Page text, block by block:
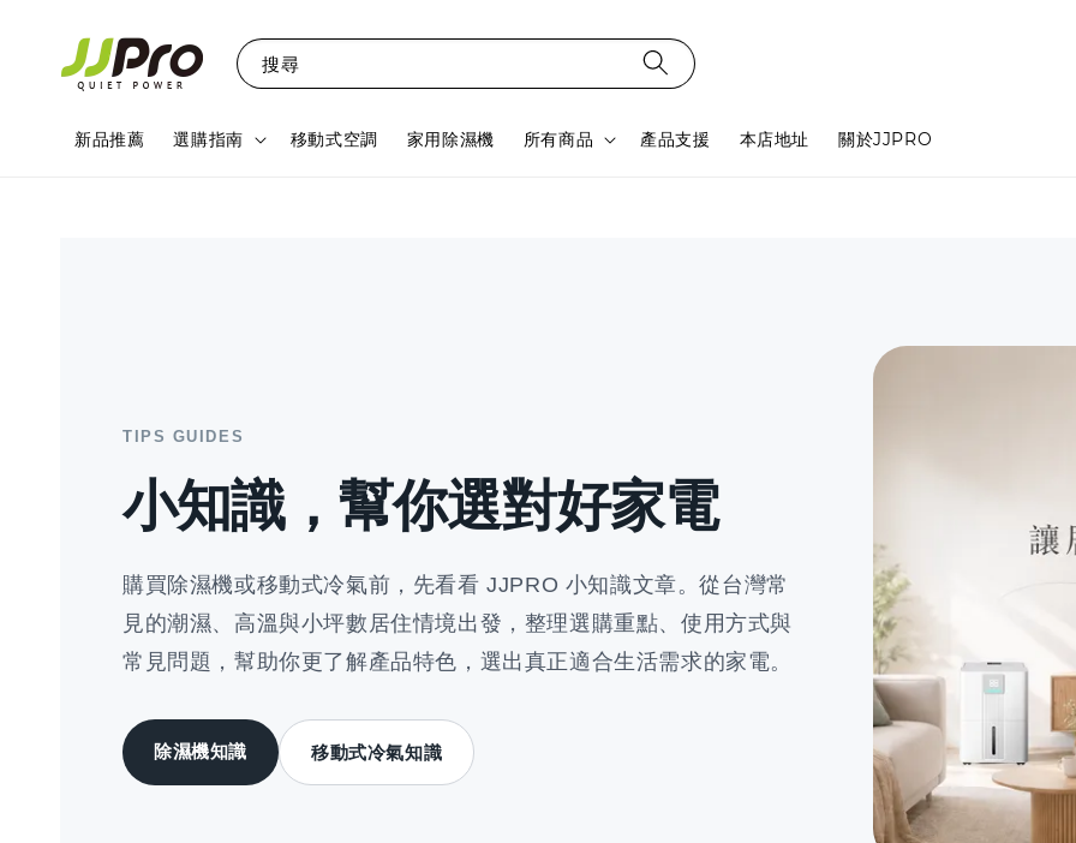
搜尋
新品推薦 選購指南 移動式空調 家用除濕機 所有商品 產品支援 本店地址 關於JJPRO
TIPS GUIDES
小知識，幫你選對好家電
購買除濕機或移動式冷氣前，先看看 JJPRO 小知識文章。從台灣常
見的潮濕、高溫與小坪數居住情境出發，整理選購重點、使用方式與
常見問題，幫助你更了解產品特色，選出真正適合生活需求的家電。
除濕機知識 移動式冷氣知識